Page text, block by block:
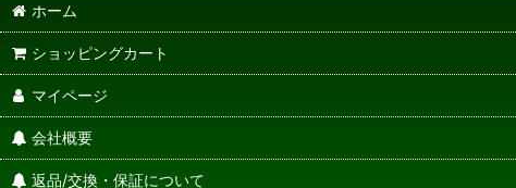
ホーム
ショッピングカート
マイページ
会社概要
返品/交換・保証について